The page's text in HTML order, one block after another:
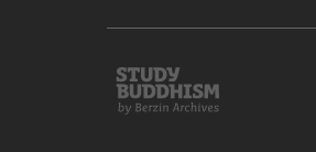
Study
Buddhism